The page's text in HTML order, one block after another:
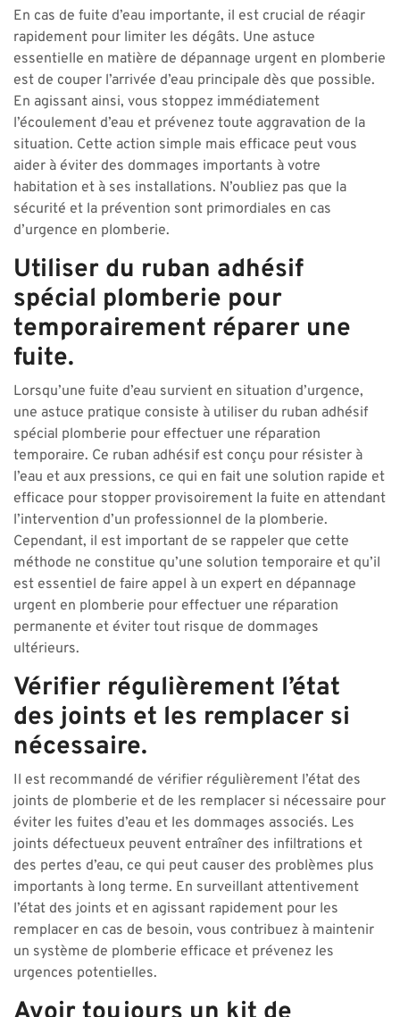
En cas de fuite d’eau importante, il est crucial de réagir
rapidement pour limiter les dégâts. Une astuce
essentielle en matière de dépannage urgent en plomberie
est de couper l’arrivée d’eau principale dès que possible.
En agissant ainsi, vous stoppez immédiatement
l’écoulement d’eau et prévenez toute aggravation de la
situation. Cette action simple mais efficace peut vous
aider à éviter des dommages importants à votre
habitation et à ses installations. N’oubliez pas que la
sécurité et la prévention sont primordiales en cas
d’urgence en plomberie.
Utiliser du ruban adhésif
spécial plomberie pour
temporairement réparer une
fuite.
Lorsqu’une fuite d’eau survient en situation d’urgence,
une astuce pratique consiste à utiliser du ruban adhésif
spécial plomberie pour effectuer une réparation
temporaire. Ce ruban adhésif est conçu pour résister à
l’eau et aux pressions, ce qui en fait une solution rapide et
efficace pour stopper provisoirement la fuite en attendant
l’intervention d’un professionnel de la plomberie.
Cependant, il est important de se rappeler que cette
méthode ne constitue qu’une solution temporaire et qu’il
est essentiel de faire appel à un expert en dépannage
urgent en plomberie pour effectuer une réparation
permanente et éviter tout risque de dommages
ultérieurs.
Vérifier régulièrement l’état
des joints et les remplacer si
nécessaire.
Il est recommandé de vérifier régulièrement l’état des
joints de plomberie et de les remplacer si nécessaire pour
éviter les fuites d’eau et les dommages associés. Les
joints défectueux peuvent entraîner des infiltrations et
des pertes d’eau, ce qui peut causer des problèmes plus
importants à long terme. En surveillant attentivement
l’état des joints et en agissant rapidement pour les
remplacer en cas de besoin, vous contribuez à maintenir
un système de plomberie efficace et prévenez les
urgences potentielles.